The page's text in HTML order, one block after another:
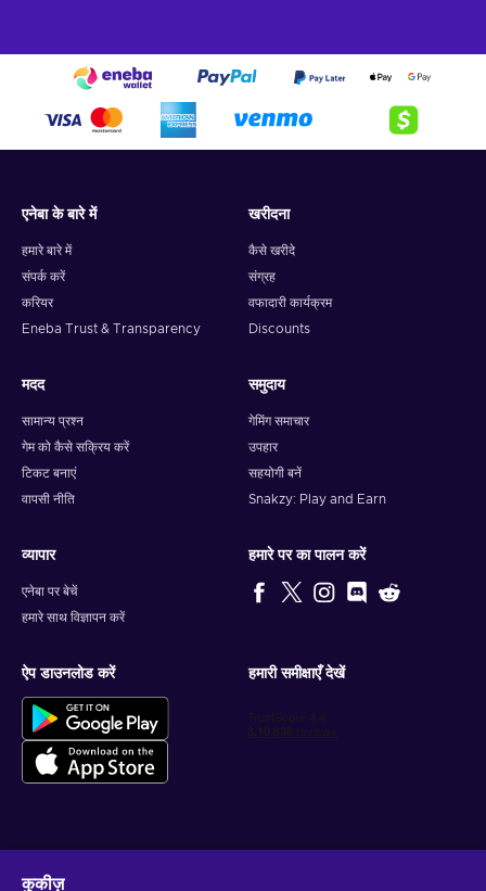
एनेबा के बारे में
हमारे बारे में
संपर्क करें
करियर
Eneba Trust & Transparency
खरीदना
कैसे खरीदे
संग्रह
वफादारी कार्यक्रम
Discounts
मदद
सामान्य प्रश्न
गेम को कैसे सक्रिय करें
टिकट बनाएं
वापसी नीति
समुदाय
गेमिंग समाचार
उपहार
सहयोगी बनें
Snakzy: Play and Earn
व्यापार
एनेबा पर बेचें
हमारे साथ विज्ञापन करें
हमारे पर का पालन करें
ऐप डाउनलोड करें हमारी समीक्षाएँ देखें
कुकीज़